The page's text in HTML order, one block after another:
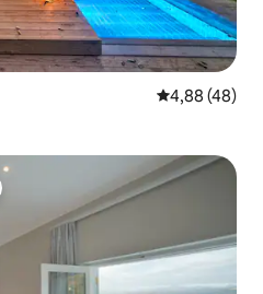
Évaluation
4,88 (48)